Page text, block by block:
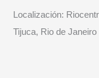
Localización:
Tijuca, Rio de